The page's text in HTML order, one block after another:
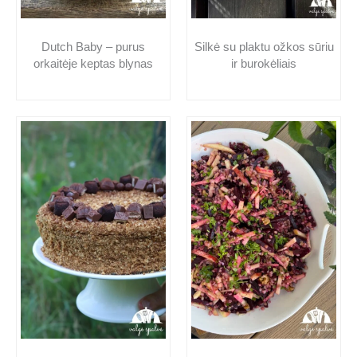
Dutch Baby – purus
orkaitėje keptas blynas
Silkė su plaktu ožkos sūriu
ir burokėliais